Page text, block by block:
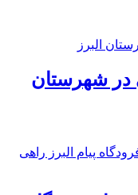
در شهرستان